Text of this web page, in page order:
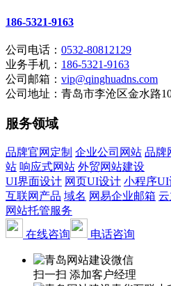
186-5321-9163
公司电话： 0532-80812129
业务手机： 186-5321-9163
公司邮箱： vip@qinghuadns.com
公司地址：青岛市李沧区金水路
服务领域
品牌官网定制 企业公司网站 品牌
站 响应式网站 外贸网站建设
UI界面设计 网页UI设计 小程序UI
互联网产品 域名 网易企业邮箱
网站托管服务
在线咨询
电话咨询
扫一扫 添加客户经理